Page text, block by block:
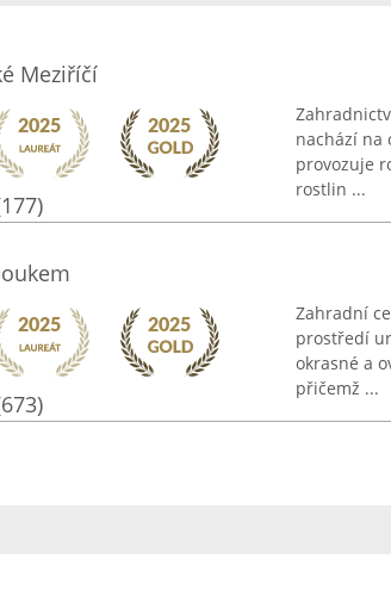
Meziříčí
nachází na
provozuje
rostlin ...
Zahradní
prostředí
okrasné a
přičemž ...